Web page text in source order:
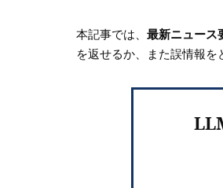
本記事では、 最新ニュース
を返せるか、また誤情報を